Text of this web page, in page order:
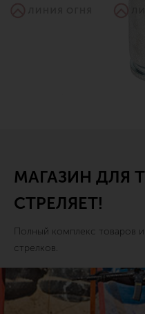
МАГАЗИН ДЛЯ
СТРЕЛЯЕТ!
Полный комплекс товаров и
стрелков.